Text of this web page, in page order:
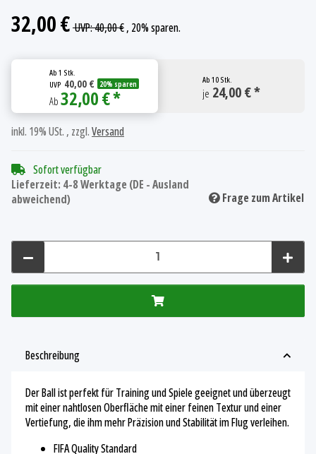
32,00 €UVP:40,00 €, 20%sparen.
Ab 1 Stk.
UVP 40,00 € 20% sparen
Ab32,00 € *
Ab 10 Stk.
je 24,00 € *
inkl. 19% USt. , zzgl.Versand
Sofort verfügbar
Lieferzeit: 4-8 Werktage (DE - Ausland
abweichend)
Frage zum Artikel
Beschreibung
Der Ball ist perfekt für Training und Spiele geeignet und überzeugt
mit einer nahtlosen Oberfläche mit einer feinen Textur und einer
Vertiefung, die ihm mehr Präzision und Stabilität im Flug verleihen.
FIFA Quality Standard